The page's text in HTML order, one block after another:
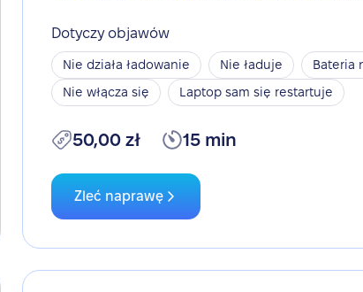
Dotyczy objawów
Nie działa ładowanie Nie ładuje
Bateria
Nie włącza się
Laptop sam się restartuje
50,00 zł 15 min
Zleć naprawę